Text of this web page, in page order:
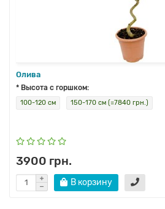
Олива
* Высота с горшком:
100-120 см 150-170 см (=7840 грн.)
3900 грн.
В корзину